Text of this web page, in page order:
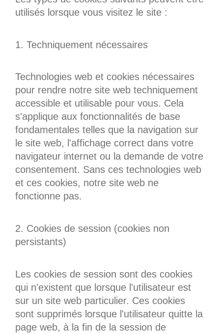
utilisés lorsque vous visitez le site :
1. Techniquement nécessaires
Technologies web et cookies nécessaires
pour rendre notre site web techniquement
accessible et utilisable pour vous. Cela
s'applique aux fonctionnalités de base
fondamentales telles que la navigation sur
le site web, l'affichage correct dans votre
navigateur internet ou la demande de votre
consentement. Sans ces technologies web
et ces cookies, notre site web ne
fonctionne pas.
2. Cookies de session (cookies non
persistants)
Les cookies de session sont des cookies
qui n'existent que lorsque l'utilisateur est
sur un site web particulier. Ces cookies
sont supprimés lorsque l'utilisateur quitte la
page web, à la fin de la session de